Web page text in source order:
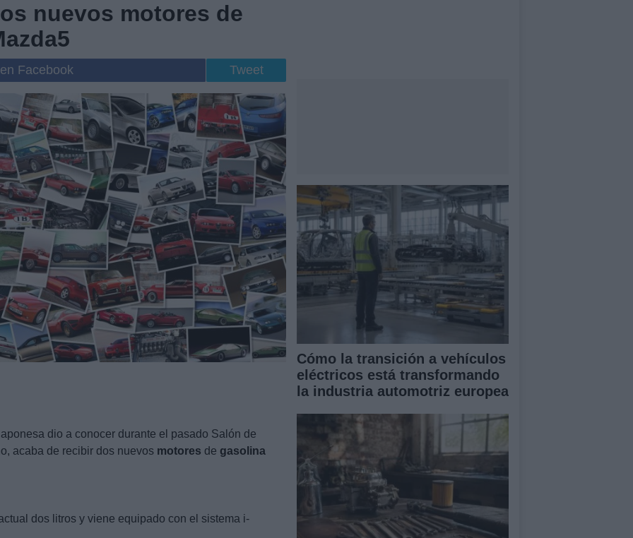
nuevos motores de
Facebook Tweet
dio a conocer durante el pasado Salón de
acaba de recibir dos nuevos motores de gasolina
dos litros y viene equipado con el sistema i-
Cómo la transición a vehículos
eléctricos está transformando
la industria automotriz europea